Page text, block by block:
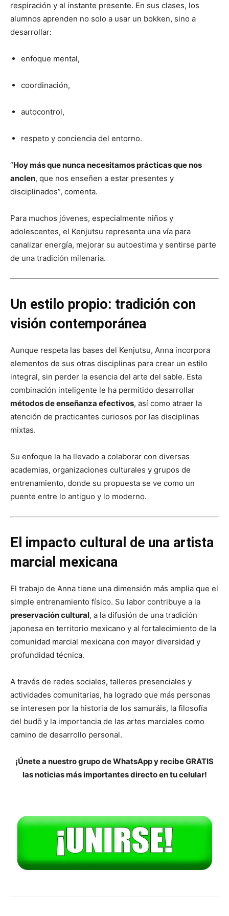
respiración y al instante presente. En sus clases, los
alumnos aprenden no solo a usar un bokken, sino a
desarrollar:
enfoque mental,
coordinación,
autocontrol,
respeto y conciencia del entorno.
“Hoy más que nunca necesitamos prácticas que nos
anclen, que nos enseñen a estar presentes y
disciplinados”, comenta.
Para muchos jóvenes, especialmente niños y
adolescentes, el Kenjutsu representa una vía para
canalizar energía, mejorar su autoestima y sentirse parte
de una tradición milenaria.
Un estilo propio: tradición con
visión contemporánea
Aunque respeta las bases del Kenjutsu, Anna incorpora
elementos de sus otras disciplinas para crear un estilo
integral, sin perder la esencia del arte del sable. Esta
combinación inteligente le ha permitido desarrollar
métodos de enseñanza efectivos, así como atraer la
atención de practicantes curiosos por las disciplinas
mixtas.
Su enfoque la ha llevado a colaborar con diversas
academias, organizaciones culturales y grupos de
entrenamiento, donde su propuesta se ve como un
puente entre lo antiguo y lo moderno.
El impacto cultural de una artista
marcial mexicana
El trabajo de Anna tiene una dimensión más amplia que el
simple entrenamiento físico. Su labor contribuye a la
preservación cultural, a la difusión de una tradición
japonesa en territorio mexicano y al fortalecimiento de la
comunidad marcial mexicana con mayor diversidad y
profundidad técnica.
A través de redes sociales, talleres presenciales y
actividades comunitarias, ha logrado que más personas
se interesen por la historia de los samuráis, la filosofía
del budō y la importancia de las artes marciales como
camino de desarrollo personal.
¡Únete a nuestro grupo de WhatsApp y recibe GRATIS
las noticias más importantes directo en tu celular!